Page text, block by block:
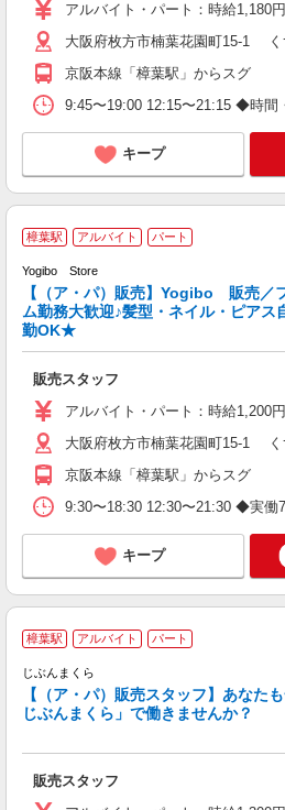
アルバイト・パート：時給1,180
大阪府枚方市楠葉花園町15-1
京阪本線「樟葉駅」からスグ
9:45〜19:00 12:15〜21:15 ◆時
キープ
樟葉駅 アルバイト パート
Yogibo Store
【（ア・パ）販売】Yogibo 販売／
ム勤務大歓迎♪髪型・ネイル・ピアス
勤OK★
販売スタッフ
アルバイト・パート：時給1,200
大阪府枚方市楠葉花園町15-1
京阪本線「樟葉駅」からスグ
9:30〜18:30 12:30〜21:30 ◆実
キープ
樟葉駅 アルバイト パート
じぶんまくら
【（ア・パ）販売スタッフ】あなた
じぶんまくら」で働きませんか？
販売スタッフ